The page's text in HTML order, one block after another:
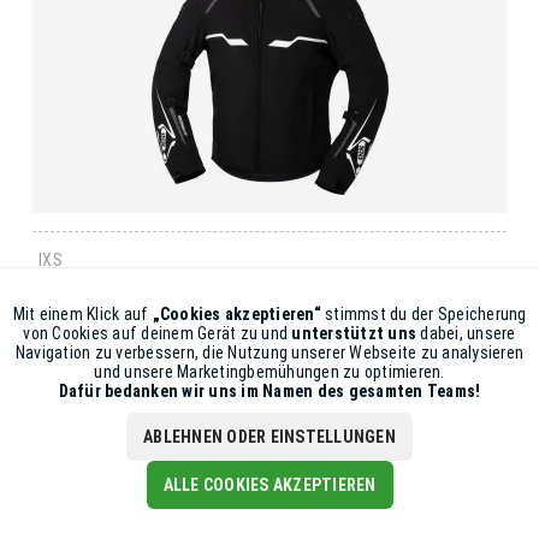
IXS
CHF 309,00
Funktionale Aktiv
Marketing Inaktiv
Inaktiv
Mit einem Klick auf „Cookies akzeptieren“stimmst du der Speicherung
von Cookies auf deinem Gerät zu und unterstützt uns dabei, unsere
Navigation zu verbessern, die Nutzung unserer Webseite zu analysieren
und unsere Marketingbemühungen zu optimieren.
Dafür bedanken wir uns im Namen des gesamten Teams!
ABLEHNEN ODER EINSTELLUNGEN
ALLE COOKIES AKZEPTIEREN